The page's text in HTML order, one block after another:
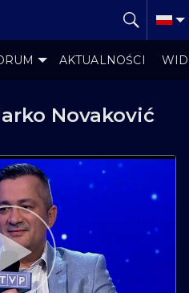
AKTUALNOŚCI
Novaković